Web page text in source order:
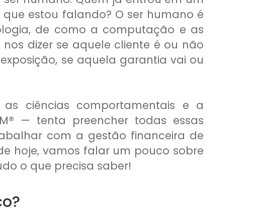
estou falando? O ser humano é
de como a computação e as
dizer se aquele cliente é ou não
se aquela garantia vai ou
ciências comportamentais e a
— tenta preencher todas essas
com a gestão financeira de
hoje, vamos falar um pouco sobre
o que precisa saber!